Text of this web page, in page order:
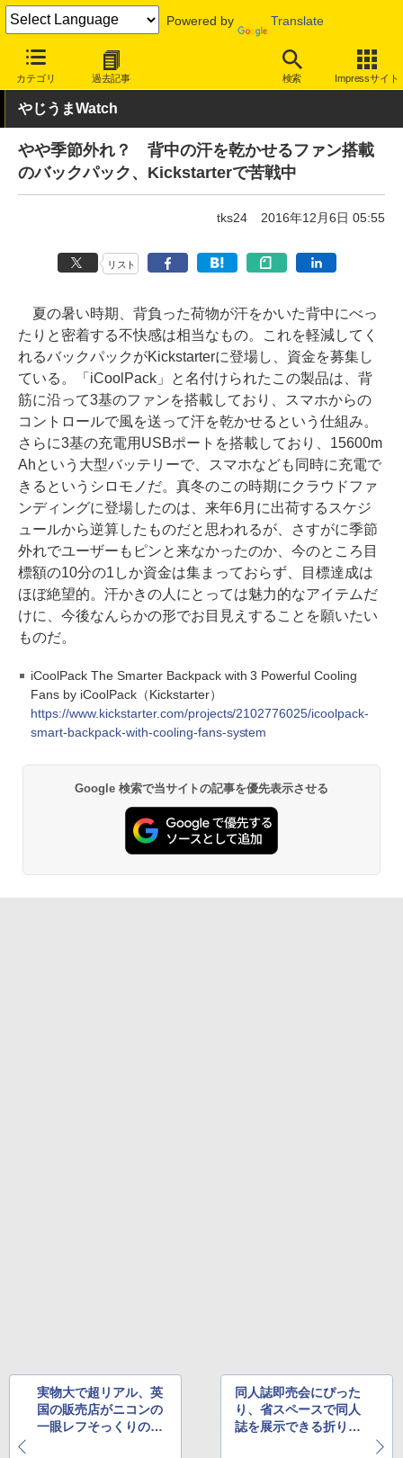
Powered by Translate
カテゴリ 過去記事 検索 Impressサイト
INTERNET Watch トピック
やじうまWatch
やや季節外れ？ 背中の汗を乾かせるファン搭載
のバックパック、Kickstarterで苦戦中
tks24 2016年12月6日 05:55
リスト
夏の暑い時期、背負った荷物が汗をかいた背中にべっ
たりと密着する不快感は相当なもの。これを軽減してく
れるバックパックがKickstarterに登場し、資金を募集し
ている。「iCoolPack」と名付けられたこの製品は、背
筋に沿って3基のファンを搭載しており、スマホからの
コントロールで風を送って汗を乾かせるという仕組み。
さらに3基の充電用USBポートを搭載しており、15600m
Ahという大型バッテリーで、スマホなども同時に充電で
きるというシロモノだ。真冬のこの時期にクラウドファ
ンディングに登場したのは、来年6月に出荷するスケジ
ュールから逆算したものだと思われるが、さすがに季節
外れでユーザーもピンと来なかったのか、今のところ目
標額の10分の1しか資金は集まっておらず、目標達成は
ほぼ絶望的。汗かきの人にとっては魅力的なアイテムだ
けに、今後なんらかの形でお目見えすることを願いたい
ものだ。
iCoolPack The Smarter Backpack with 3 Powerful Cooling
Fans by iCoolPack（Kickstarter）
https://www.kickstarter.com/projects/2102776025/icoolpack-
smart-backpack-with-cooling-fans-system
Google 検索で当サイトの記事を優先表示させる
実物大で超リアル、英
国の販売店がニコンの
一眼レフそっくりのチ
同人誌即売会にぴった
り、省スペースで同人
誌を展示できる折り畳